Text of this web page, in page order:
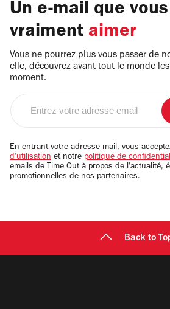
Un e-mail que
vraiment aimer
Vous ne pourrez plus vous passer de
elle, découvrez avant tout le monde
moment.
email
En entrant votre adresse mail, vous
d'utilisation et notre politique de
emails de Time Out à propos de l'actualité,
promotionnelles de nos partenaires.
Back to